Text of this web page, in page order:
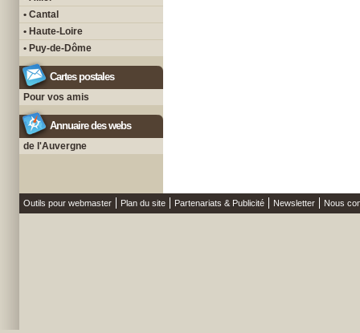
• Cantal
• Haute-Loire
• Puy-de-Dôme
Cartes postales
Pour vos amis
Annuaire des webs
de l'Auvergne
Outils pour webmaster Plan du site Partenariats & Publicité Newsletter Nous